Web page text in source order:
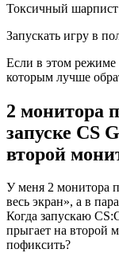
Токсичный шарпист
Запускать игру в
Если в этом режиме
которым лучше
2 монитора
запуске CS
второй
У меня 2 монитора
весь экран», а в
Когда запускаю
прыгает на второй
пофиксить?